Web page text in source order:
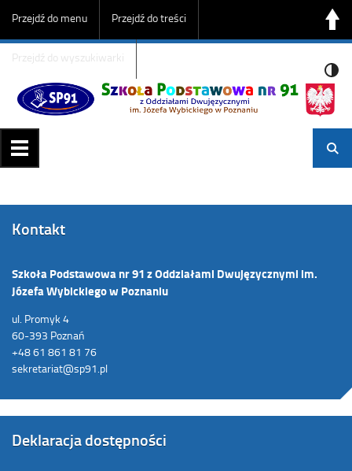
Przejdź do menu Przejdź do treści
Przejdź do wyszukiwarki
Kontakt
Szkoła Podstawowa nr 91 z Oddziałami Dwujęzycznymi im.
Józefa Wybickiego w Poznaniu
ul. Promyk 4
60-393 Poznań
+48 61 861 81 76
sekretariat@sp91.pl
Deklaracja dostępności